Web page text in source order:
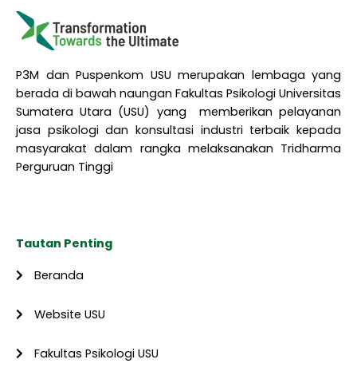
P3M dan Puspenkom USU merupakan lembaga yang
berada di bawah naungan Fakultas Psikologi Universitas
Sumatera Utara (USU) yang memberikan pelayanan
jasa psikologi dan konsultasi industri terbaik kepada
masyarakat dalam rangka melaksanakan Tridharma
Perguruan Tinggi
Tautan Penting
Beranda
Website USU
Fakultas Psikologi USU